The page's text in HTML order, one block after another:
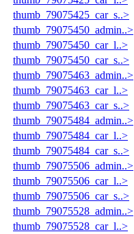
thumb_79075425_car_s..>
thumb_79075450_admin..>
thumb_79075450_car_l..>
thumb_79075450_car_s..>
thumb_79075463_admin..>
thumb_79075463_car_l..>
thumb_79075463_car_s..>
thumb_79075484_admin..>
thumb_79075484_car_l..>
thumb_79075484_car_s..>
thumb_79075506_admin..>
thumb_79075506_car_l..>
thumb_79075506_car_s..>
thumb_79075528_admin..>
thumb_79075528_car_l..>